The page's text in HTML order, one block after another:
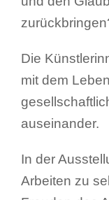
Die
mit dem
auseinander.
In der
Arbeiten zu